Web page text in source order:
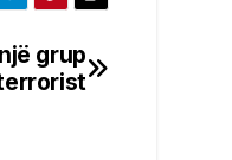
grup